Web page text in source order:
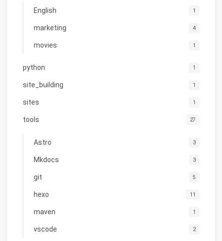
English 1
marketing 4
movies 1
python 1
site_building 1
sites 1
tools 27
Astro 3
Mkdocs 3
git 5
hexo 11
maven 1
vscode 2